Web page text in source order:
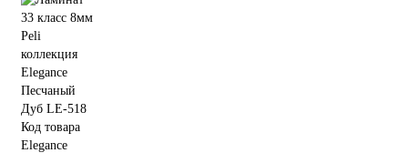
Код товара
Elegance